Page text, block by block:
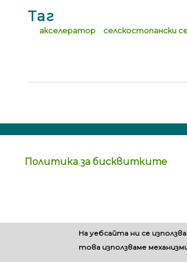
Таг
акселератор селскостопански
Политика за бисквитките
На уебсайта ни се
това използваме